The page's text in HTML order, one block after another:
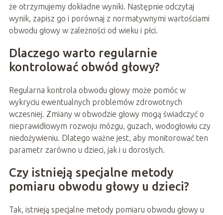
że otrzymujemy dokładne wyniki. Następnie odczytaj
wynik, zapisz go i porównaj z normatywnymi wartościami
obwodu głowy w zależności od wieku i płci.
Dlaczego warto regularnie
kontrolować obwód głowy?
Regularna kontrola obwodu głowy może pomóc w
wykryciu ewentualnych problemów zdrowotnych
wczesniej. Zmiany w obwodzie głowy mogą świadczyć o
nieprawidłowym rozwoju mózgu, guzach, wodogłowiu czy
niedożywieniu. Dlatego ważne jest, aby monitorować ten
parametr zarówno u dzieci, jak i u dorosłych.
Czy istnieją specjalne metody
pomiaru obwodu głowy u dzieci?
Tak, istnieją specjalne metody pomiaru obwodu głowy u